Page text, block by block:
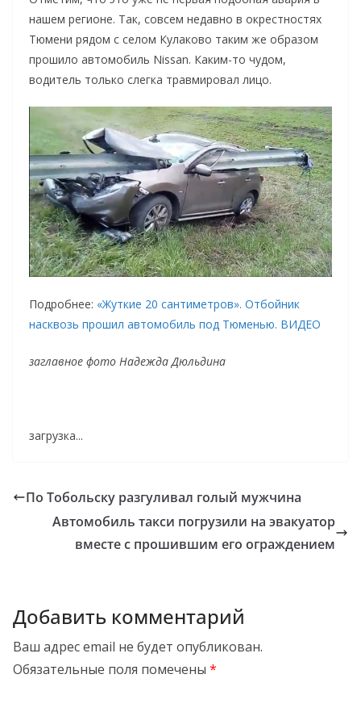
нашем регионе. Так, совсем недавно в окрестностях
Тюмени рядом с селом Кулаково таким же образом
прошило автомобиль Nissan. Каким-то чудом,
водитель только слегка травмировал лицо.
Подробнее: «Жуткие 20 сантиметров». Отбойник
насквозь прошил автомобиль под Тюменью. ВИДЕО
заглавное фото Надежда Дюльдина
загрузка...
По Тобольску разгуливал голый мужчина
Автомобиль такси погрузили на эвакуатор
вместе с прошившим его ограждением
Добавить комментарий
Ваш адрес email не будет опубликован.
Обязательные поля помечены *